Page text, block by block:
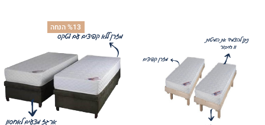
%13 הנחה